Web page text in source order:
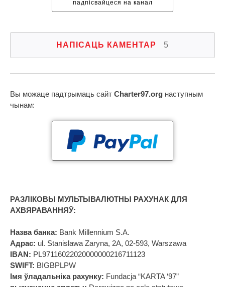
падпісвайцеся на канал
НАПІСАЦЬ КАМЕНТАР 5
Вы можаце падтрымаць сайт Charter97.org наступным
чынам:
РАЗЛІКОВЫ МУЛЬТЫВАЛЮТНЫ РАХУНАК ДЛЯ
АХВЯРАВАННЯЎ:
Назва банка: Bank Millennium S.A.
Адрас: ul. Stanislawa Zaryna, 2A, 02-593, Warszawa
IBAN: PL97116022020000000216711123
SWIFT: BIGBPLPW
Імя ўладальніка рахунку: Fundacja “KARTA ‘97”